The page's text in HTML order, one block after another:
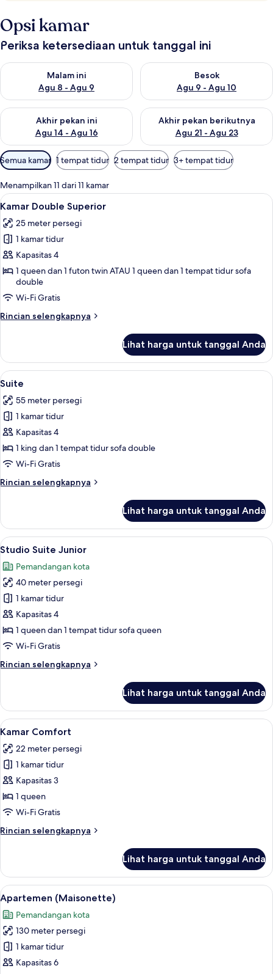
Opsi kamar
Periksa ketersediaan untuk tanggal ini
Malam ini
Agu 8 - Agu 9
Periksa ketersediaan untuk malam ini Agu 8 - Agu 9
Besok
Agu 9 - Agu 10
Periksa ketersediaan untuk
Akhir pekan ini
Agu 14 - Agu 16
Periksa ketersediaan untuk akhir pekan ini Agu 14 - Agu 16
Akhir pekan berikutnya
Agu 21 - Agu 23
Periksa ketersediaan untuk
Filter
tersedia
untuk
kamar
Semua kamar 1 tempat tidur 2 tempat tidur 3+ tempat tidur
Menampilkan 11 dari 11 kamar
Lihat
semua
foto
untuk
Kamar
Double
Superior
Kamar Double Superior | Seprai
11
Kamar Double Superior
25 meter persegi
1 kamar tidur
Kapasitas 4
1 queen dan 1 futon twin ATAU 1 queen dan 1 tempat tidur sofa
double
Wi-Fi Gratis
Rincian selengkapnya
Rincian
Kamar
Double
Superior
Lihat harga untuk tanggal Anda
Lihat
semua
foto
untuk
Suite
9
Suite
55 meter persegi
1 kamar tidur
Kapasitas 4
1 king dan 1 tempat tidur sofa double
Wi-Fi Gratis
Rincian selengkapnya
Rincian
Suite
Lihat harga untuk tanggal Anda
Lihat
semua
foto
untuk
Studio
Suite
Junior
Studio Suite Junior | Seprai
13
Studio Suite Junior
Pemandangan kota
40 meter persegi
1 kamar tidur
Kapasitas 4
1 queen dan 1 tempat tidur sofa queen
Wi-Fi Gratis
Rincian selengkapnya
Rincian
Studio
Suite
Junior
Lihat harga untuk tanggal Anda
Lihat
semua
foto
untuk
Kamar
Comfort
Kamar Comfort | Pemandangan dari
7
Kamar Comfort
22 meter persegi
1 kamar tidur
Kapasitas 3
1 queen
Wi-Fi Gratis
Rincian selengkapnya
Rincian
Kamar
Comfort
Lihat harga untuk tanggal Anda
Lihat
semua
foto
untuk
Apartemen
(Maisonette)
Apartemen (Maisonette) | Area
10
Apartemen (Maisonette)
Pemandangan kota
130 meter persegi
1 kamar tidur
Kapasitas 6